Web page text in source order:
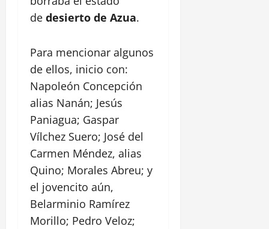
de desierto de Azua.
Para mencionar algunos
de ellos, inicio con:
Napoleón Concepción
alias Nanán; Jesús
Paniagua; Gaspar
Vílchez Suero; José del
Carmen Méndez, alias
Quino; Morales Abreu; y
el jovencito aún,
Belarminio Ramírez
Morillo; Pedro Veloz;